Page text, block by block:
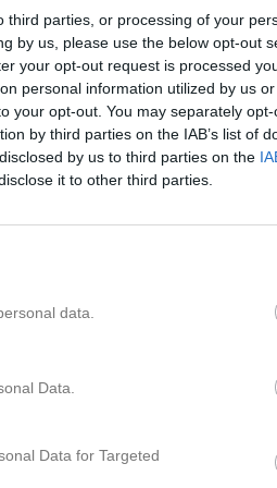
parties, or processing of your
by us, please use the below opt-out
your opt-out request is processed
personal information utilized by us
your opt-out. You may separately
by third parties on the IAB’s list of
by us to third parties on the
it to other third parties.
data.
Data.
Data for Targeted
Nyheter från föreningen